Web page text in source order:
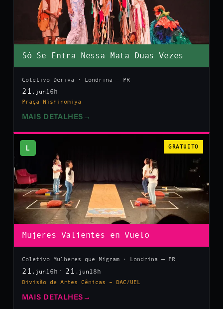
Só Se Entra Nessa Mata Duas Vezes
Coletivo Deriva · Londrina — PR
21 .jun 16h
Praça Nishinomiya
MAIS DETALHES →
L GRATUITO
Mujeres Valientes en Vuelo
Coletivo Mulheres que Migram · Londrina — PR
21 .jun 16h 21 .jun 18h
Divisão de Artes Cênicas – DAC/UEL
MAIS DETALHES →